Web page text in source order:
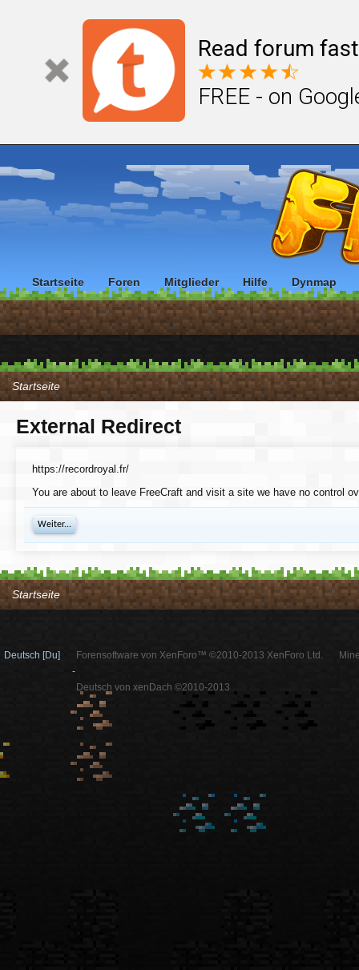
Read forum
FREE - on
Startseite
External Redirect
https://recordroyal.fr/
You are about to leave FreeCraft and visit a site we have no control
Weiter...
Startseite
Startseite Foren Mitglieder Hilfe Dynmap
Deutsch [Du]
Forensoftware von XenForo™ ©2010-2013 XenForo Ltd.
-
Deutsch von xenDach ©2010-2013